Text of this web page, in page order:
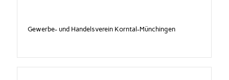
Gewerbe- und Handelsverein Korntal-Münchingen